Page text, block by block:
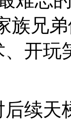
族兄
开玩
天